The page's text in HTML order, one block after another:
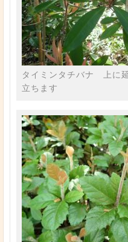
タイミンタチバナ 上に
立ちます